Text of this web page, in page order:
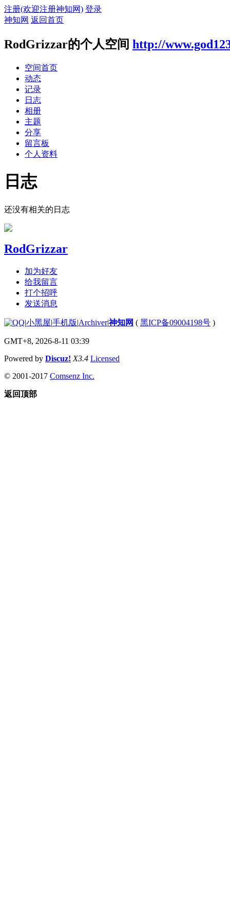
注册(欢迎注册神知网) 登录
神知网 返回首页
RodGrizzar的个人空间 http://
空间首页
动态
记录
日志
相册
主题
分享
留言板
个人资料
日志
还没有相关的日志
RodGrizzar
加为好友
给我留言
打个招呼
发送消息
|小黑屋|手机版|Archiver|神知网 ( 黑ICP备09004198号 )
GMT+8, 2026-8-11 03:39
Powered by Discuz! X3.4 Licensed
© 2001-2017 Comsenz Inc.
返回顶部